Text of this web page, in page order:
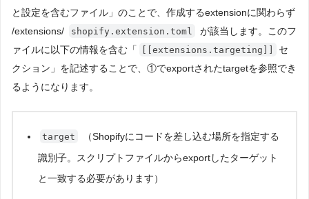
と設定を含むファイル」のことで、作成するextensionに関わらず
/extensions/
shopify.extension.toml
が該当します。このフ
ァイルに以下の情報を含む「
[[extensions.targeting]]
セ
クション」を記述することで、①でexportされたtargetを参照でき
るようになります。
target
（Shopifyにコードを差し込む場所を指定する
識別子。スクリプトファイルからexportしたターゲット
と一致する必要があります）